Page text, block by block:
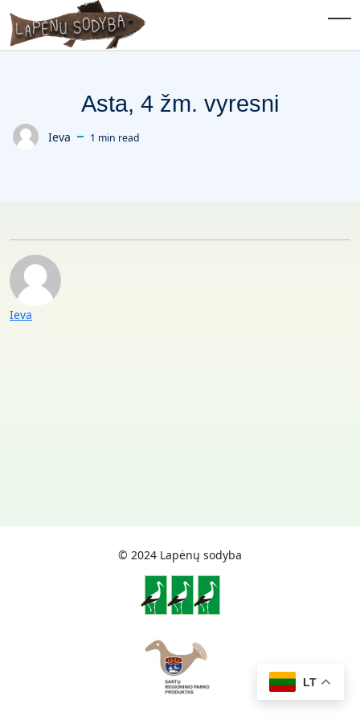
Skip to main content
Asta, 4 žm. vyresni
Posted by
Ieva 1 min read
Posted by
Ieva
© 2024 Lapėnų sodyba
LT